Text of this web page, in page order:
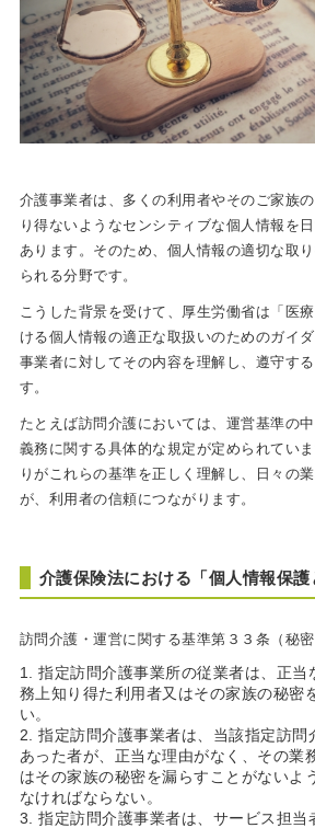
介護事業者は、多くの利用者やそのご家族
り得ないようなセンシティブな個人情報を
あります。そのため、個人情報の適切な取
られる分野です。
こうした背景を受けて、厚生労働省は「医
ける個人情報の適正な取扱いのためのガイ
事業者に対してその内容を理解し、遵守す
す。
たとえば訪問介護においては、運営基準の
義務に関する具体的な規定が定められてい
りがこれらの基準を正しく理解し、日々の
が、利用者の信頼につながります。
介護保険法における「個人情報保
訪問介護・運営に関する基準第３３条（秘密
指定訪問介護事業所の従業者は、正当
務上知り得た利用者又はその家族の秘密
い。
指定訪問介護事業者は、当該指定訪問
あった者が、正当な理由がなく、その業
はその家族の秘密を漏らすことがないよ
なければならない。
指定訪問介護事業者は、サービス担当